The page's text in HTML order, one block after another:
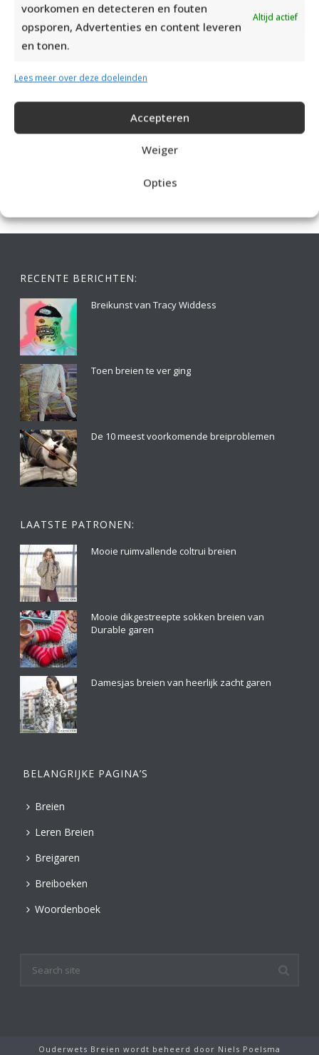
voorkomen en detecteren en fouten
opsporen, Advertenties en content leveren
en tonen.
Altijd actief
Lees meer over deze doeleinden
Accepteren
Weiger
Opties
IDEALE CAPUCHONTRUI BREIEN VOOR THUIS OP DE BANK
RECENTE BERICHTEN:
Breikunst van Tracy Widdess
Toen breien te ver ging
De 10 meest voorkomende breiproblemen
LAATSTE PATRONEN:
Mooie ruimvallende coltrui breien
Mooie dikgestreepte sokken breien van
Durable garen
Damesjas breien van heerlijk zacht garen
BELANGRIJKE PAGINA’S
Breien
Leren Breien
Breigaren
Breiboeken
Woordenboek
Ouderwets Breien wordt beheerd door Niels Poelsma